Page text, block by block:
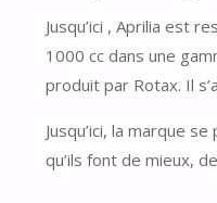
Jusqu’ici , Aprilia est
1000 cc dans une
produit par Rotax. Il
Jusqu’ici, la marque
qu’ils font de mieux,